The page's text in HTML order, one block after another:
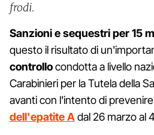
frodi.
Sanzioni e sequestri per 15
questo il risultato di
controllocondotta a livello
Carabinieri per la Tutela della
avanti con l'intento di
dell'epatite Adal 26 marzo al